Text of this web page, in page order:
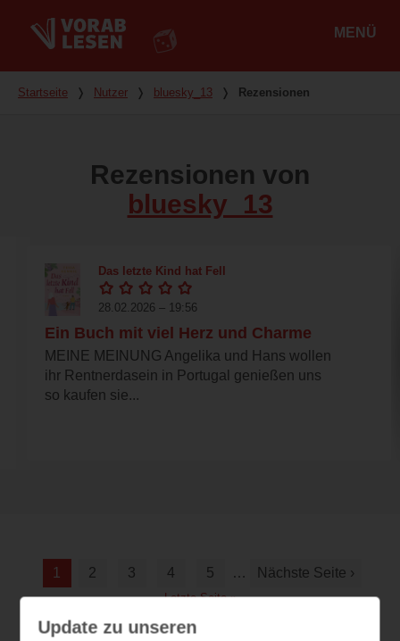
MENÜ
Du bist hier
Startseite ❭ Nutzer ❭ bluesky_13 ❭ Rezensionen
Rezensionen von
bluesky_13
Das letzte Kind hat Fell
28.02.2026 – 19:56
Ein Buch mit viel Herz und Charme
MEINE MEINUNG Angelika und Hans wollen
ihr Rentnerdasein in Portugal genießen uns
so kaufen sie...
1 2 3 4 5 … Nächste Seite ›
Letzte Seite »
Update zu unseren